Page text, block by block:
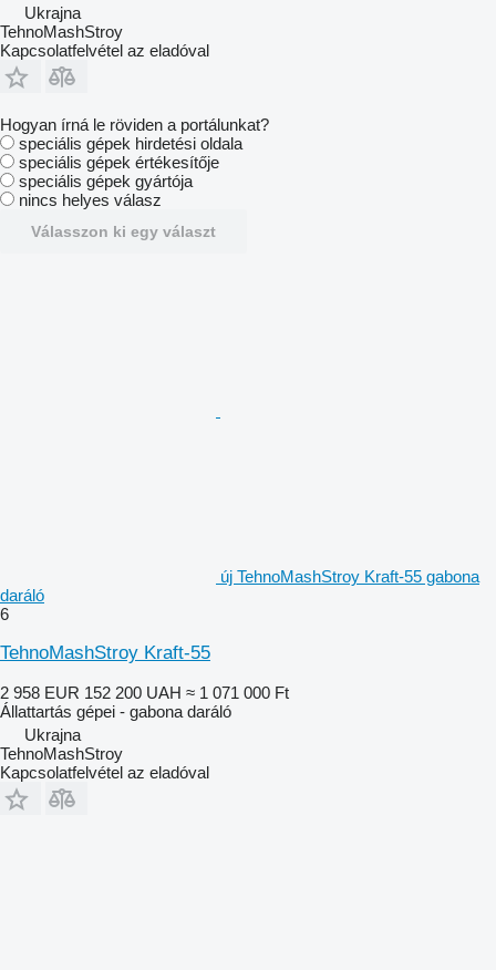
Ukrajna
TehnoMashStroy
Kapcsolatfelvétel az eladóval
Hogyan írná le röviden a portálunkat?
speciális gépek hirdetési oldala
speciális gépek értékesítője
speciális gépek gyártója
nincs helyes válasz
Válasszon ki egy választ
új TehnoMashStroy Kraft-55 gabona
daráló
6
TehnoMashStroy Kraft-55
2 958 EUR 152 200 UAH ≈ 1 071 000 Ft
Állattartás gépei - gabona daráló
Ukrajna
TehnoMashStroy
Kapcsolatfelvétel az eladóval